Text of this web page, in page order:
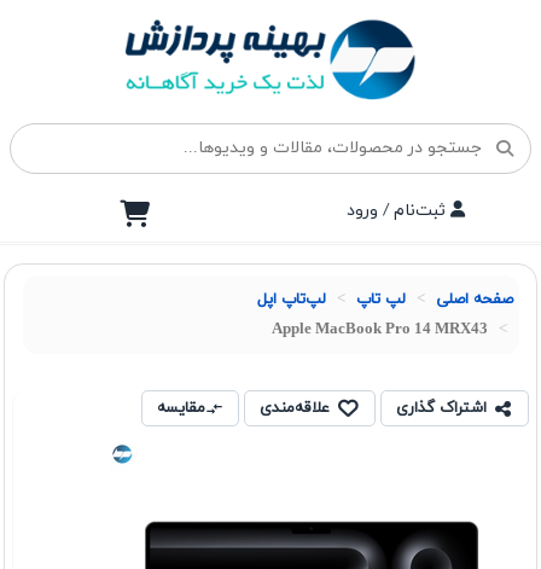
ثبت‌نام / ورود
صفحه اصلی لپ تاپ لپ‌تاپ اپل
Apple MacBook Pro 14 MRX43
اشتراک گذاری علاقه‌مندی مقایسه